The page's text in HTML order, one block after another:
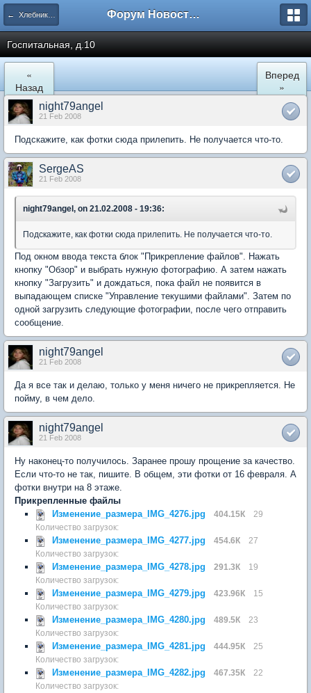
← Хлебниково Форум Новостройки
Госпитальная, д.10
«
Назад
Вперед
»
night79angel
21 Feb 2008
Подскажите, как фотки сюда прилепить. Не получается что-то.
SergeAS
21 Feb 2008
night79angel, on 21.02.2008 - 19:36:
Подскажите, как фотки сюда прилепить. Не получается что-то.
Под окном ввода текста блок "Прикрепление файлов". Нажать
кнопку "Обзор" и выбрать нужную фотографию. А затем нажать
кнопку "Загрузить" и дождаться, пока файл не появится в
выпадающем списке "Управление текушими файлами". Затем по
одной загрузить следующие фотографии, после чего отправить
сообщение.
night79angel
21 Feb 2008
Да я все так и делаю, только у меня ничего не прикрепляется. Не
пойму, в чем дело.
night79angel
21 Feb 2008
Ну наконец-то получилось. Заранее прошу прощение за качество.
Если что-то не так, пишите. В общем, эти фотки от 16 февраля. А
фотки внутри на 8 этаже.
Прикрепленные файлы
Изменение_размера_IMG_4276.jpg
404.15К
29
Количество загрузок:
Изменение_размера_IMG_4277.jpg 454.6К
27
Количество загрузок:
Изменение_размера_IMG_4278.jpg 291.3К
19
Количество загрузок:
Изменение_размера_IMG_4279.jpg 423.96К
15
Количество загрузок:
Изменение_размера_IMG_4280.jpg 489.5К
23
Количество загрузок:
Изменение_размера_IMG_4281.jpg 444.95К
25
Количество загрузок:
Изменение_размера_IMG_4282.jpg 467.35К
22
Количество загрузок: